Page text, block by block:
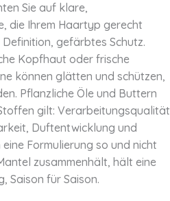
Sie auf klare,
die Ihrem Haartyp gerecht
gefärbtes Schutz.
Kopfhaut oder frische
können glätten und schützen,
Pflanzliche Öle und Buttern
gilt: Verarbeitungsqualität
Duftentwicklung und
Formulierung so und nicht
zusammenhält, hält eine
Saison für Saison.